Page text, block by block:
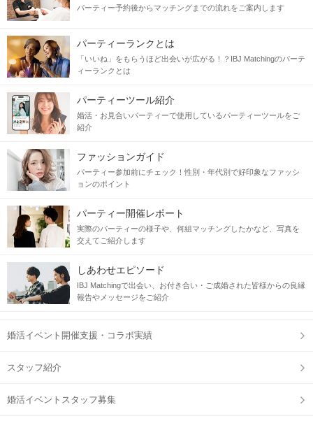
パーティー予約後からマッチングまでの流れをご案内します
パーティーランクとは
「いいね」をもらうほど出会いが広がる！？IBJ Matchingのパーテ
ィーランクとは
パーティーツール紹介
婚活・お見合いパーティーで使用しているパーティーツールをご
紹介
ファッションガイド
パーティー参加前にチェック！性別・年代別で好印象なファッシ
ョンのポイント
パーティー開催レポート
実際のパーティーの様子や、何組マッチングしたかなど、写真を
交えてご紹介します
しあわせエピソード
IBJ Matchingで出会い、お付き合い・ご成婚された皆様からの良縁
報告やメッセージをご紹介
婚活イベント開催支援・コラボ実績
スタッフ紹介
婚活イベントスタッフ募集